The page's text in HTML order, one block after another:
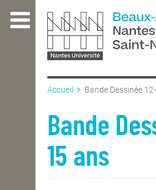
contenu
L'ÉCOLE
ENSEIGNEMENT
Accueil Bande Dessinée
Bande
15 ans